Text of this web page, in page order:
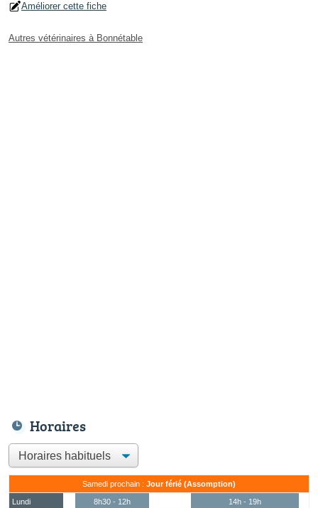
Améliorer cette fiche
Autres vétérinaires à Bonnétable
Horaires
Samedi prochain : Jour férié (Assomption)
Lundi 8h30 - 12h
14h - 19h